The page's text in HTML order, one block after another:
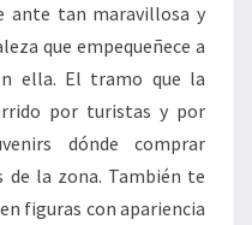
ante tan maravillosa y
que empequeñece a
ella. El tramo que la
por turistas y por
dónde comprar
de la zona. También te
figuras con apariencia